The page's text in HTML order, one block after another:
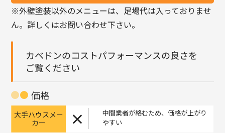
※外壁塗装以外のメニューは、足場代は入っておりませ
ん。詳しくはお問い合わせ下さい。
カベドンのコストパフォーマンスの良さを
ご覧ください
価格
×
中間業者が絡むため、価格が上がり
やすい